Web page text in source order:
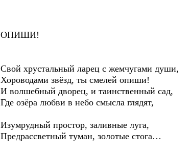
ОПИШИ!
Свой хрустальный ларец с жемчугами души,
Хороводами звёзд, ты смелей опиши!
И волшебный дворец, и таинственный сад,
Где озёра любви в небо смысла глядят,
Изумрудный простор, заливные луга,
Предрассветный туман, золотые стога…